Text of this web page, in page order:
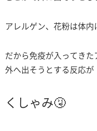
アレルゲン、花粉は体内
だから免疫が入ってきた
外へ出そうとする反応が
くしゃみ🤧